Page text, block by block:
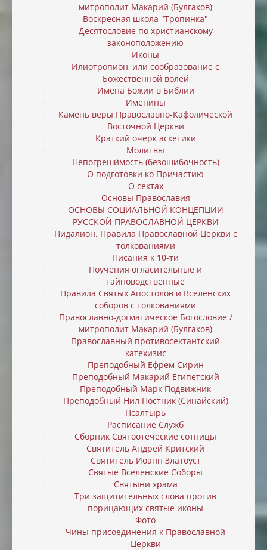
митрополит Макарий (Булгаков)
Воскресная школа "Тропинка"
Десятословие по христианскому
законоположению
Иконы
Илиотропион, или cообразование с
Божественной волей
Имена Божии в Библии
Именины
Камень веры Православно-Кафолической
Восточной Церкви
Краткий очерк аскетики
Молитвы
Непогреши́мость (безошибочность)
О подготовки ко Причастию
О сектах
Основы Православия
ОСНОВЫ СОЦИАЛЬНОЙ КОНЦЕПЦИИ
РУССКОЙ ПРАВОСЛАВНОЙ ЦЕРКВИ
Пидалион. Правила Православной Церкви с
толкованиями
Писания к 10-ти
Поучения огласительные и
тайноводственные
Правила Святых Апостолов и Вселенских
соборов с толкованиями
Православно-догматическое Богословие /
митрополит Макарий (Булгаков)
Православный противосектантский
катехизис
Преподобный Ефрем Сирин
Преподобный Макарий Египетский
Преподобный Марк Подвижник
Преподобный Нил Постник (Синайский)
Псалтырь
Расписание Служб
Сборник Святоотеческие сотницы
Святитель Андрей Критский
Святитель Иоанн Златоуст
Святые Вселенские Соборы
Святыни храма
Три защитительных слова против
порицающих святые иконы
Фото
Чины присоединения к Православной
Церкви